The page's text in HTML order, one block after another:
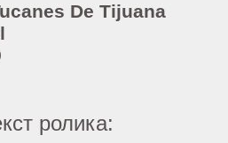
De Tijuana
ролика: